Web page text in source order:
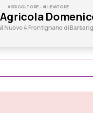
AGRICOLTORE - ALLEVATORE
Agricola
Nuovo 4 Frontignano di